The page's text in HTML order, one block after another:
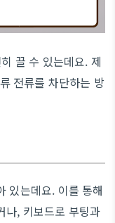
끌 수 있는데요. 제
전류를 차단하는 방
있는데요. 이를 통해
나, 키보드로 부팅과